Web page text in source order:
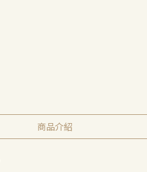
商品介紹